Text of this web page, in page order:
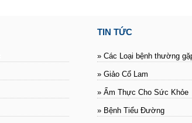
TIN TỨC
» Các Loại bệnh thường
» Giảo Cổ Lam
» Ẩm Thực Cho Sức Khỏe
» Bệnh Tiểu Đường